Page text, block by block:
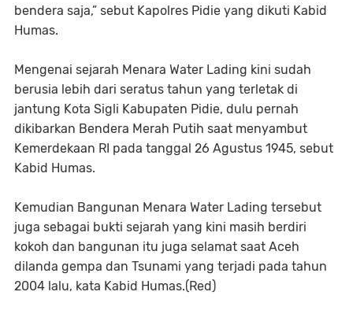
bendera saja,” sebut Kapolres Pidie yang dikuti Kabid
Humas.
Mengenai sejarah Menara Water Lading kini sudah
berusia lebih dari seratus tahun yang terletak di
jantung Kota Sigli Kabupaten Pidie, dulu pernah
dikibarkan Bendera Merah Putih saat menyambut
Kemerdekaan RI pada tanggal 26 Agustus 1945, sebut
Kabid Humas.
Kemudian Bangunan Menara Water Lading tersebut
juga sebagai bukti sejarah yang kini masih berdiri
kokoh dan bangunan itu juga selamat saat Aceh
dilanda gempa dan Tsunami yang terjadi pada tahun
2004 lalu, kata Kabid Humas.(Red)